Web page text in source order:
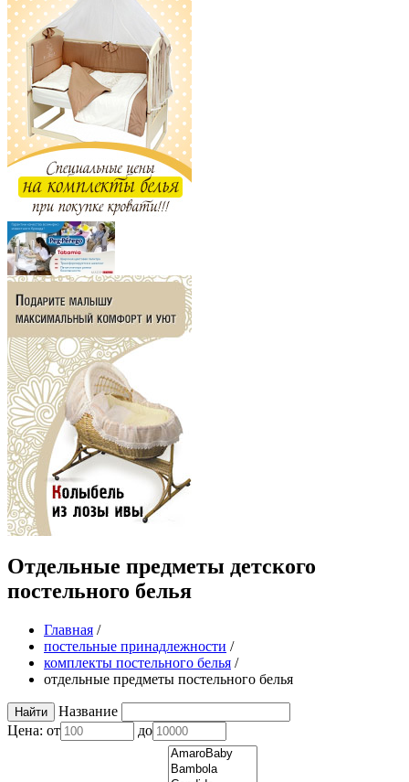
Отдельные предметы детского
постельного белья
Главная /
постельные принадлежности /
комплекты постельного белья /
отдельные предметы постельного белья
Название
Цена: от до